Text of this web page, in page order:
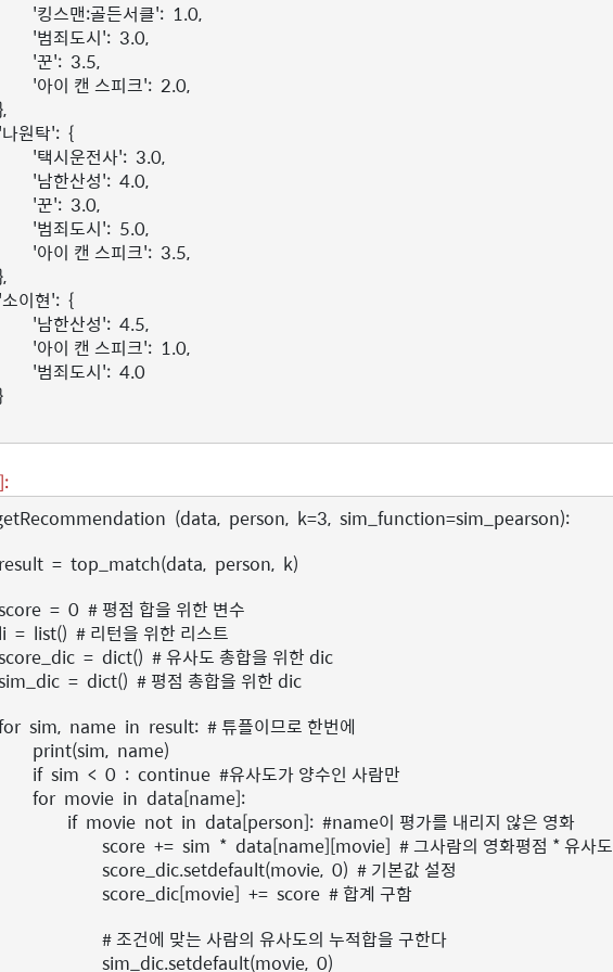
'킹스맨:골든서클': 1.0,
'범죄도시': 3.0,
'꾼': 3.5,
'아이 캔 스피크': 2.0,
원탁': {
'택시운전사': 3.0,
'남한산성': 4.0,
'꾼': 3.0,
'범죄도시': 5.0,
'아이 캔 스피크': 3.5,
이현': {
'남한산성': 4.5,
'아이 캔 스피크': 1.0,
'범죄도시': 4.0
(data, person, k=3, sim_function=sim_pearson):
= top_match(data, person, k)
= 0 # 평점 합을 위한 변수
= list() # 리턴을 위한 리스트
= dict() # 유사도 총합을 위한 dic
= dict() # 평점 총합을 위한 dic
sim, name in result: # 튜플이므로 한번에
print(sim, name)
if sim < 0 : continue #유사도가 양수인 사람만
for movie in data[name]:
if movie not in data[person]: #name이 평가를 내리지 않은 영화
score += sim * data[name][movie] # 그사람의 영화평점 * 유사도
score_dic.setdefault(movie, 0) # 기본값 설정
score_dic[movie] += score # 합계 구함
# 조건에 맞는 사람의 유사도의 누적합을 구한다
sim_dic.setdefault(movie, 0)